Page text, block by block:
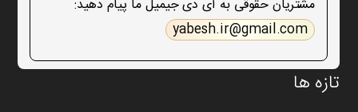
مشتریان حقوقی به آی دی جیمیل ما پیام دهید:
yabesh.ir@gmail.com
تازه ها